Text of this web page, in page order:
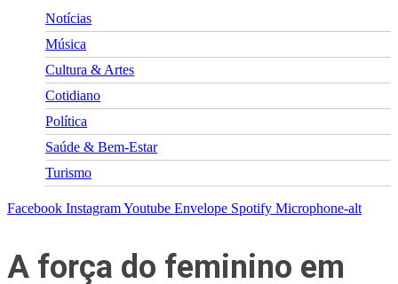
Notícias
Música
Cultura & Artes
Cotidiano
Política
Saúde & Bem-Estar
Turismo
Facebook InstagramYoutube Envelope Spotify Microphone-alt
A força do feminino em